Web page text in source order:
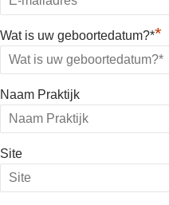
Wat is uw geboortedatum?**
Naam Praktijk
Site